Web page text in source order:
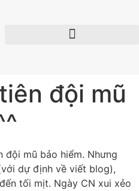
đội mũ
đội mũ bảo hiểm. Nhưng
dự định về viết blog),
tối mịt. Ngày CN xui xẻo